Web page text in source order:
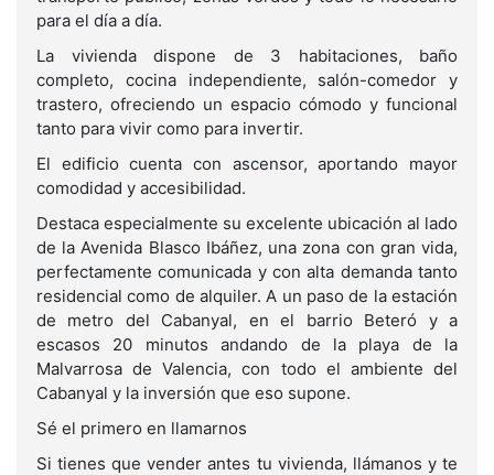
para el día a día.
La vivienda dispone de 3 habitaciones, baño
completo, cocina independiente, salón-comedor y
trastero, ofreciendo un espacio cómodo y funcional
tanto para vivir como para invertir.
El edificio cuenta con ascensor, aportando mayor
comodidad y accesibilidad.
Destaca especialmente su excelente ubicación al lado
de la Avenida Blasco Ibáñez, una zona con gran vida,
perfectamente comunicada y con alta demanda tanto
residencial como de alquiler. A un paso de la estación
de metro del Cabanyal, en el barrio Beteró y a
escasos 20 minutos andando de la playa de la
Malvarrosa de Valencia, con todo el ambiente del
Cabanyal y la inversión que eso supone.
Sé el primero en llamarnos
Si tienes que vender antes tu vivienda, llámanos y te